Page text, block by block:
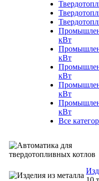
кВт
кВт
кВт
кВт
кВт
Все